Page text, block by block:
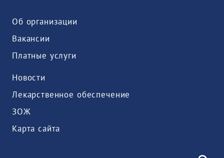
Об организации
Вакансии
Платные услуги
Новости
Лекарственное обеспечение
ЗОЖ
Карта сайта